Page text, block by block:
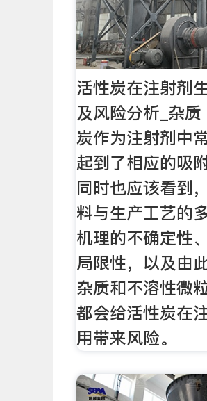
活性炭在注射剂
及风险分析_杂
炭作为注射剂中
起到了相应的吸
同时也应该看到
料与生产工艺的
机理的不确定性
局限性，以及由
杂质和不溶性微
都会给活性炭在
用带来风险。